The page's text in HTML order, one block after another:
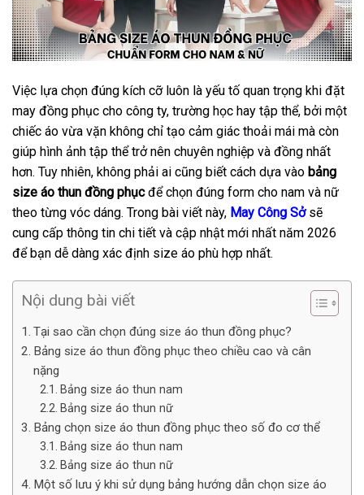
Việc lựa chọn đúng kích cỡ luôn là yếu tố quan trọng khi đặt
may đồng phục cho công ty, trường học hay tập thể, bởi một
chiếc áo vừa vặn không chỉ tạo cảm giác thoải mái mà còn
giúp hình ảnh tập thể trở nên chuyên nghiệp và đồng nhất
hơn. Tuy nhiên, không phải ai cũng biết cách dựa vào bảng
size áo thun đồng phụcđể chọn đúng form cho nam và nữ
theo từng vóc dáng. Trong bài viết này, May Công Sởsẽ
cung cấp thông tin chi tiết và cập nhật mới nhất năm 2026
để bạn dễ dàng xác định size áo phù hợp nhất.
Nội dung bài viết
Tại sao cần chọn đúng size áo thun đồng phục?
Bảng size áo thun đồng phục theo chiều cao và cân
nặng
Bảng size áo thun nam
Bảng size áo thun nữ
Bảng chọn size áo thun đồng phục theo số đo cơ thể
Bảng size áo thun nam
Bảng size áo thun nữ
Một số lưu ý khi sử dụng bảng hướng dẫn chọn size áo